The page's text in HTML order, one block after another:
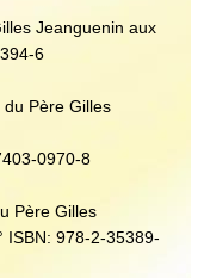
Jeanguenin aux
6
Père Gilles
0970-8
Père Gilles
ISBN: 978-2-35389-